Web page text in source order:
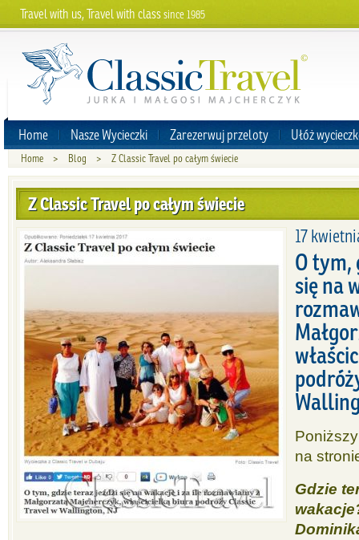
Travel with us, Travel with classsince 1985
Home Nasze Wycieczki Zarezerwuj przeloty Ułóż
Home > Blog > Z Classic Travel po całym świecie
Z Classic Travel po całym świecie
17
O tym,
się na
na
Gdzie